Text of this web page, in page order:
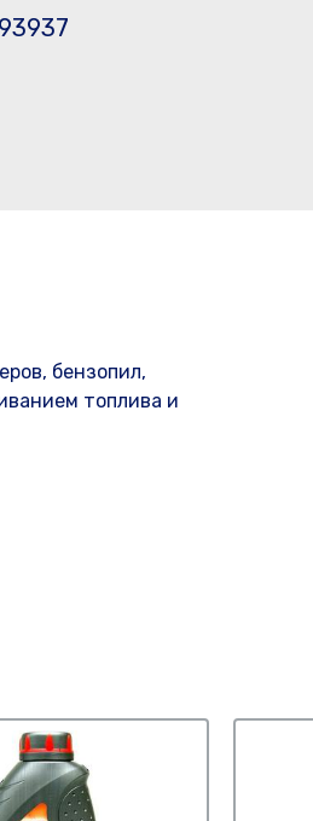
бензопил,
топлива и